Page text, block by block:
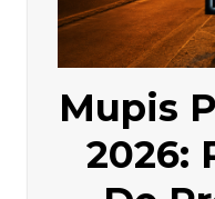
Mupis
2026: